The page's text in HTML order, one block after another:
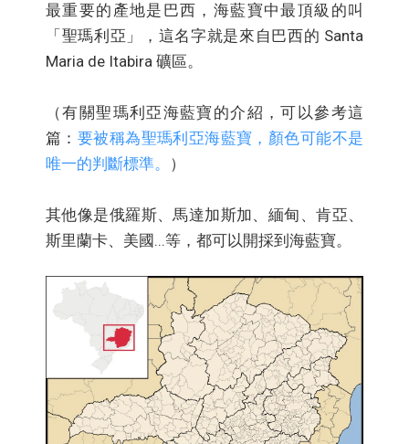
最重要的產地是巴西，海藍寶中最頂級的叫
「聖瑪利亞」，這名字就是來自巴西的 Santa
Maria de Itabira 礦區。
（有關聖瑪利亞海藍寶的介紹，可以參考這
篇： 要被稱為聖瑪利亞海藍寶，顏色可能不是
唯一的判斷標準。 ）
其他像是俄羅斯、馬達加斯加、緬甸、肯亞、
斯里蘭卡、美國...等，都可以開採到海藍寶。